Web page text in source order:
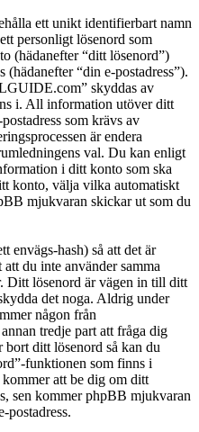
ett unikt identifierbart namn
personligt lösenord som
(hädanefter “ditt lösenord”)
“din e-postadress”).
skyddas av
i. All information utöver ditt
som krävs av
är endera
val. Du kan enligt
i ditt konto som ska
konto, välja vilka automatiskt
mjukvaran skickar ut som du
envägs-hash) så att det är
du inte använder samma
Ditt lösenord är vägen in till ditt
det noga. Aldrig under
någon från
tredje part att fråga dig
ditt lösenord så kan du
funktionen som finns i
att be dig om ditt
sen kommer phpBB mjukvaran
postadress.